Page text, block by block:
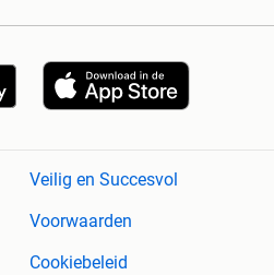
Veilig en Succesvol
Voorwaarden
Cookiebeleid